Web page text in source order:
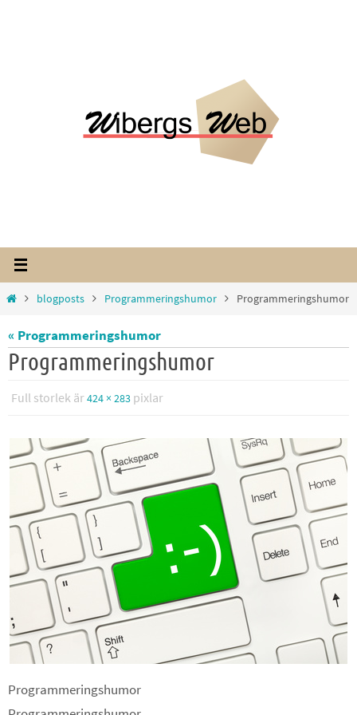
Homeblogposts Programmeringshumor Programmeringshumor
« Programmeringshumor
Programmeringshumor
Full storlek är424 × 283 pixlar
Programmeringshumor